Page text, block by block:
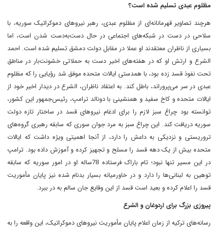
مظلوم عبدی تسلیم شده است؟
هرچند تصاویر قهرمانانه‌ای از مظلوم عبدی، رهبر نیروهای دموکراتیک سوریه، با
سلاحی در دست در شبکه‌های اجتماعی در حال دست‌به‌دست‌ شدن است، اما
بسیاری از ناظران معتقدند ‌او عملا در مقابل دولت دمشق تسلیم شده است. احمد
الشرع و ارتش او که در هفته‌های اخیر دست به حملاتی خشونت‌بار در مناطق
تحت نفوذ قسد زده بود، با همدستی ایالات متحده موفق شد رؤیایی را که مظلوم
عبدی در سر می‌پروراند، باطل کند. به اعتقاد ناظران، الشرع در دیدار اخیر خود از
ایالات متحده و کاخ سفید و همنشینی با دونالد ترامپ، رئیس‌جمهور این کشور،
توانسته بود چراغ سبز لازم را برای ادغام نیروهای قسد در ساختار تازه دولت
سوریه ‌دریافت کند. این چراغ سبز به مرد جوان سوری که سابقه رهبری گروه‌های
تروریستی و نزدیکی به داعش را دارد، از آنجا اهمیتی ویژه‌‌ داشت که ایالات
متحده بیش از یک دهه قسد را مسلح و تجهیز کرده و آموزش داده بود. ترامپ
در این مسیر تنها نبود؛ تام باراک فرستاده 78‌ساله او در امور سوریه که سابقه
توهین به لبنانی‌ها را دارد و در خاورمیانه بسیار بدنام شده‌ نیز پایان مأموریت
قسد را اعلام کرده و بعید است‌ قسد از این وقایع جان سالم به در ببرد.
پیروزی بزرگ برای اردوغان و الشرع
رسانه‌های ترکیه از زمان اعلام پایان مأموریت نیروهای دموکراتیک، این واقعه را به